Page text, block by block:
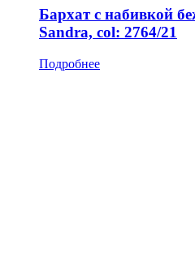
Бархат с набивкой
Sandra, col: 2764/21
Подробнее